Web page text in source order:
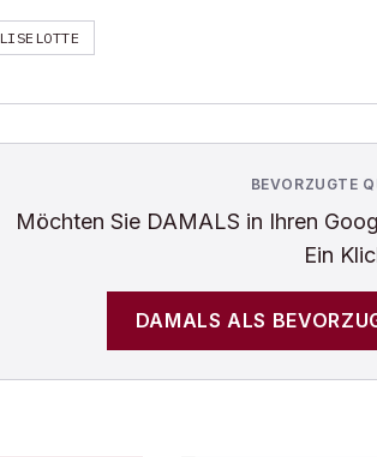
LISELOTTE
BEVORZUGTE
Möchten Sie DAMALS in Ihren
Ein
DAMALS ALS